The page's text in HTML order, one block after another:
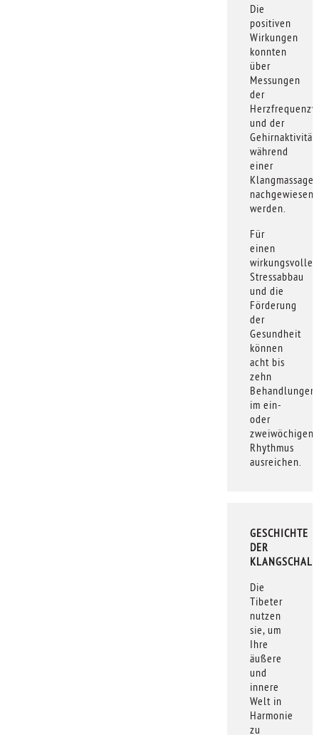
Die
positiven
Wirkungen
konnten
über
Messungen
der
und der
während
einer
Klangmassage
nachgewiesen
werden.
Für
einen
wirkungsvollen
Stressabbau
und die
Förderung
der
Gesundheit
können
acht bis
zehn
Behandlungen
im ein-
oder
zweiwöchigen
Rhythmus
ausreichen.
GESCHICHTE
DER
Die
Tibeter
nutzen
sie, um
Ihre
äußere
und
innere
Welt in
Harmonie
zu